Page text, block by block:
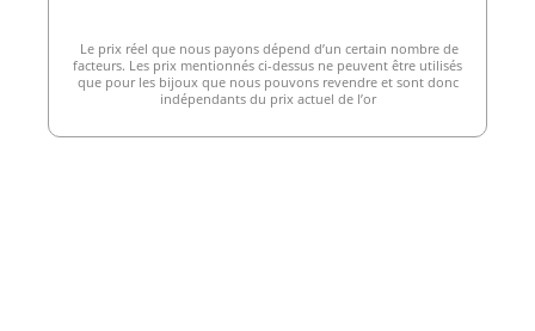
Le prix réel que nous payons dépend d’un certain nombre de
facteurs. Les prix mentionnés ci-dessus ne peuvent être utilisés
que pour les bijoux que nous pouvons revendre et sont donc
indépendants du prix actuel de l’or